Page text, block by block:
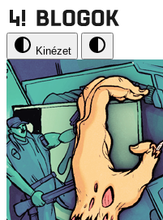
Kinézet